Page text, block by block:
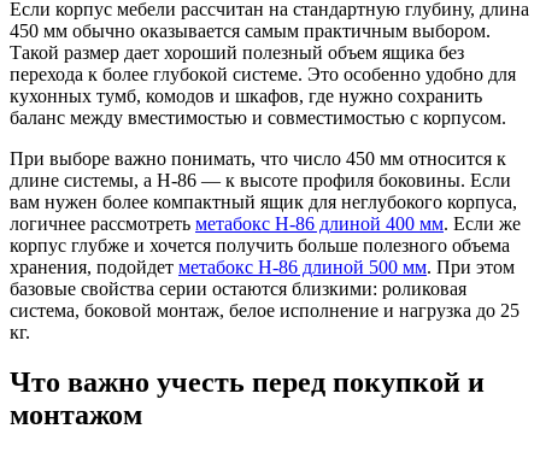
Если корпус мебели рассчитан на стандартную глубину, длина
450 мм обычно оказывается самым практичным выбором.
Такой размер дает хороший полезный объем ящика без
перехода к более глубокой системе. Это особенно удобно для
кухонных тумб, комодов и шкафов, где нужно сохранить
баланс между вместимостью и совместимостью с корпусом.
При выборе важно понимать, что число 450 мм относится к
длине системы, а H-86 — к высоте профиля боковины. Если
вам нужен более компактный ящик для неглубокого корпуса,
логичнее рассмотреть метабокс H-86 длиной 400 мм. Если же
корпус глубже и хочется получить больше полезного объема
хранения, подойдет метабокс H-86 длиной 500 мм. При этом
базовые свойства серии остаются близкими: роликовая
система, боковой монтаж, белое исполнение и нагрузка до 25
кг.
Что важно учесть перед покупкой и
монтажом